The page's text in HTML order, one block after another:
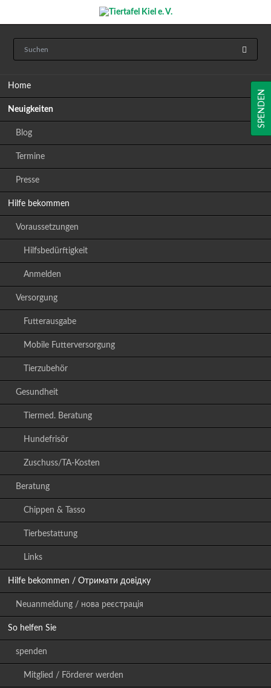
Home
Neuigkeiten
Blog
Termine
Presse
Hilfe bekommen
Voraussetzungen
Hilfsbedürftigkeit
Anmelden
Versorgung
Futterausgabe
Mobile Futterversorgung
Tierzubehör
Gesundheit
Tiermed. Beratung
Hundefrisör
Zuschuss/TA-Kosten
Beratung
Chippen & Tasso
Tierbestattung
Links
Hilfe bekommen / Отримати довідку
Neuanmeldung / нова реєстрація
So helfen Sie
spenden
Mitglied / Förderer werden
SPENDEN